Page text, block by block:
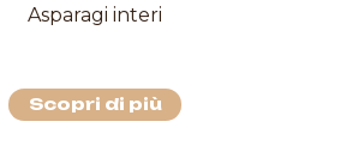
Asparagi interi
Scopri di più